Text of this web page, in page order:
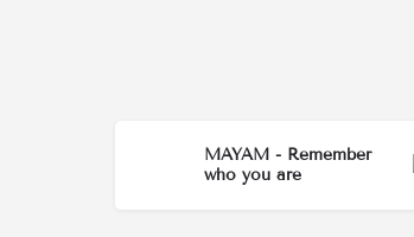
MAYAM - Remember
who you are